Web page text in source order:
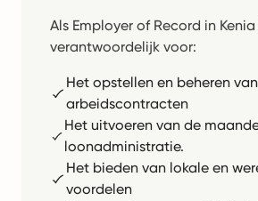
Als Employer of Record in
verantwoordelijk voor:
Het opstellen en beheren van
arbeidscontracten
Het uitvoeren van de
loonadministratie.
Het bieden van lokale en
voordelen